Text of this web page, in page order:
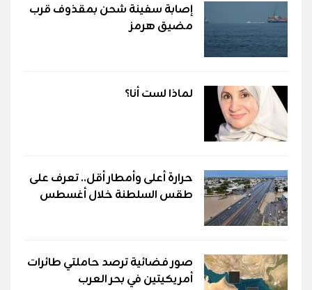
إصابة سفينة شحن بمقذوف قرب
مضيق هرمز
لماذا لست أنا؟
حرارة أعلى وأمطار أقل.. تعرف على
طقس السلطنة خلال أغسطس
صور فضائية ترصد حاملتي طائرات
أمريكيتين في بحر العرب